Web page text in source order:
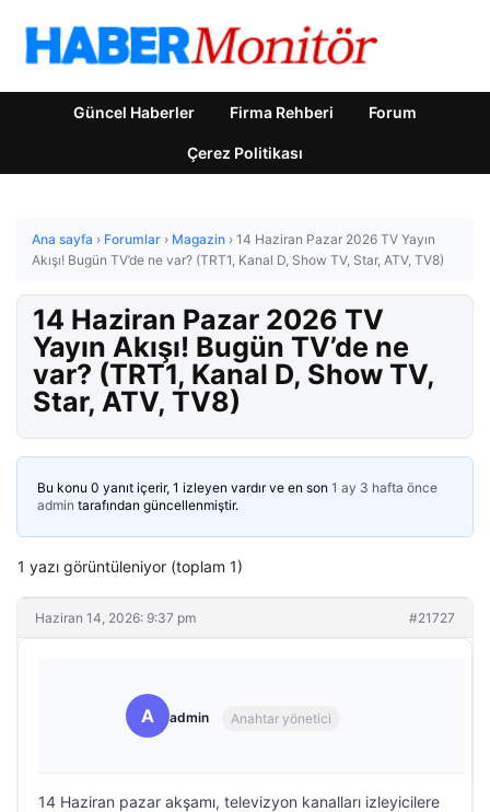
Güncel Haberler Firma Rehberi Forum
Çerez Politikası
Ana sayfa › Forumlar › Magazin › 14 Haziran Pazar 2026 TV Yayın
Akışı! Bugün TV’de ne var? (TRT1, Kanal D, Show TV, Star, ATV, TV8)
14 Haziran Pazar 2026 TV
Yayın Akışı! Bugün TV’de ne
var? (TRT1, Kanal D, Show TV,
Star, ATV, TV8)
Bu konu 0 yanıt içerir, 1 izleyen vardır ve en son 1 ay 3 hafta önce
admin tarafından güncellenmiştir.
1 yazı görüntüleniyor (toplam 1)
Haziran 14, 2026: 9:37 pm #21727
A admin Anahtar yönetici
14 Haziran pazar akşamı, televizyon kanalları izleyicilere